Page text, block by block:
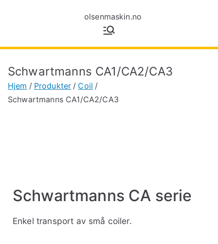
olsenmaski
n.no
Schwartmanns CA1/CA2/CA3
Hjem Produkter
Coil
Schwartmanns CA1/CA2/CA3
Schwartmanns CA serie
Enkel transport av små coiler.